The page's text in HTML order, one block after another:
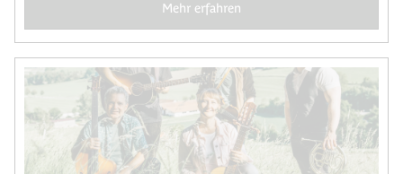
Mehr erfahren